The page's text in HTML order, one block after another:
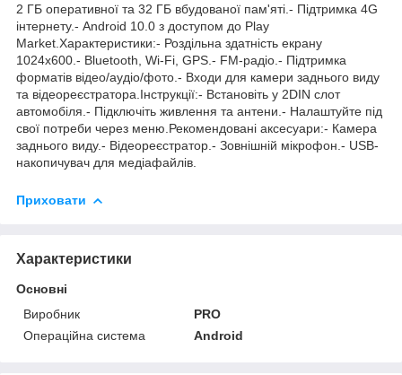
2 ГБ оперативної та 32 ГБ вбудованої пам'яті.- Підтримка 4G
інтернету.- Android 10.0 з доступом до Play
Market.Характеристики:- Роздільна здатність екрану
1024x600.- Bluetooth, Wi-Fi, GPS.- FM-радіо.- Підтримка
форматів відео/аудіо/фото.- Входи для камери заднього виду
та відеореєстратора.Інструкції:- Встановіть у 2DIN слот
автомобіля.- Підключіть живлення та антени.- Налаштуйте під
свої потреби через меню.Рекомендовані аксесуари:- Камера
заднього виду.- Відеореєстратор.- Зовнішній мікрофон.- USB-
накопичувач для медіафайлів.
Приховати
Характеристики
Основні
Виробник
PRO
Операційна система
Android